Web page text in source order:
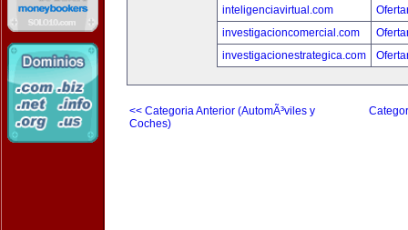
inteligenciavirtual.com
investigacioncomercial.com
investigacionestrategica.com
<< Categoria Anterior (AutomÃ³viles y
Coches)